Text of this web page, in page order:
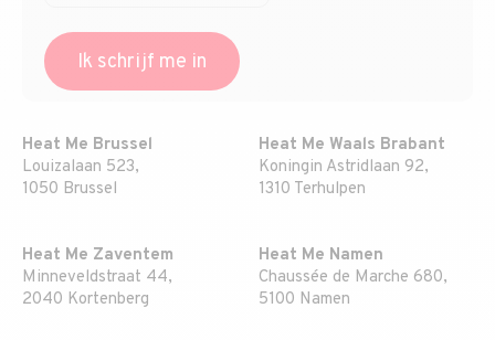
Heat Me Brussel
Louizalaan 523,
1050 Brussel
Heat Me Waals Brabant
Koningin Astridlaan 92,
1310 Terhulpen
Heat Me Zaventem
Minneveldstraat 44,
2040 Kortenberg
Heat Me Namen
Chaussée de Marche 680,
5100 Namen